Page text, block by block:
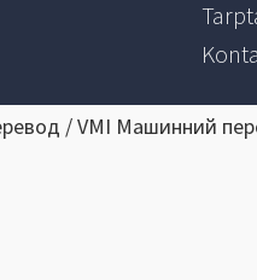
/ VMI Машинний